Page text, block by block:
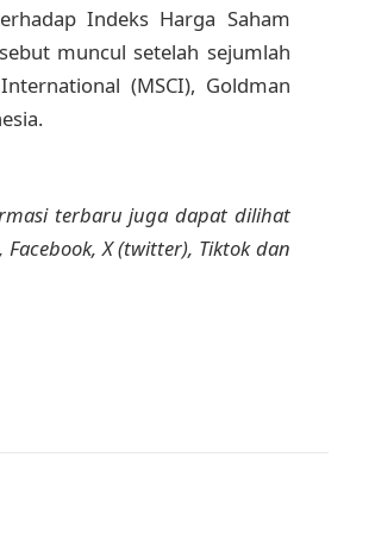
Indeks Harga Saham
muncul setelah sejumlah
(MSCI), Goldman
terbaru juga dapat dilihat
X (twitter), Tiktok dan